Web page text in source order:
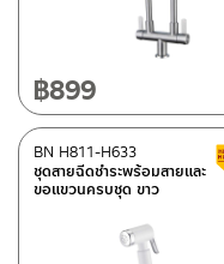
฿899
ชุดสายฉีดชำระพร้อมสายและ
ขอแขวนครบชุด ขาว
BN H811-H633